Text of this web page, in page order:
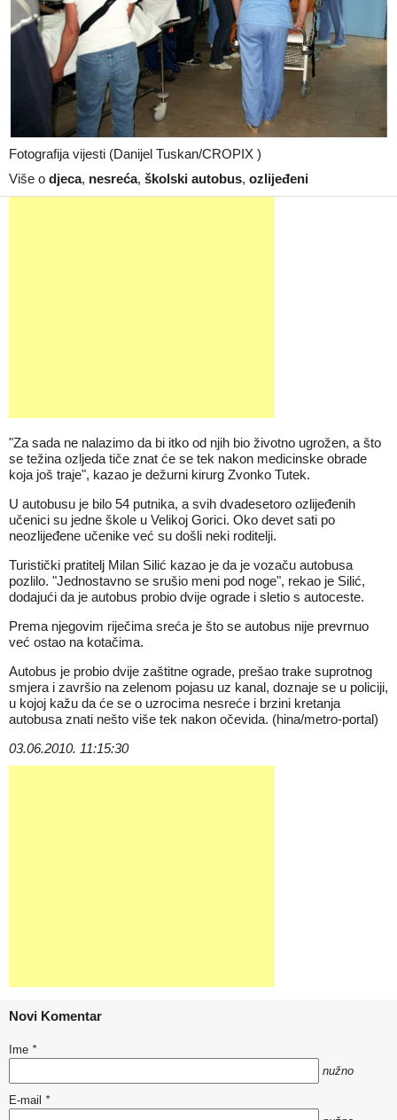
Fotografija vijesti (Danijel Tuskan/CROPIX )
Više o djeca, nesreća, školski autobus, ozlijeđeni
"Za sada ne nalazimo da bi itko od njih bio životno ugrožen, a što
se težina ozljeda tiče znat će se tek nakon medicinske obrade
koja još traje", kazao je dežurni kirurg Zvonko Tutek.
U autobusu je bilo 54 putnika, a svih dvadesetoro ozlijeđenih
učenici su jedne škole u Velikoj Gorici. Oko devet sati po
neozlijeđene učenike već su došli neki roditelji.
Turistički pratitelj Milan Silić kazao je da je vozaču autobusa
pozlilo. "Jednostavno se srušio meni pod noge", rekao je Silić,
dodajući da je autobus probio dvije ograde i sletio s autoceste.
Prema njegovim riječima sreća je što se autobus nije prevrnuo
već ostao na kotačima.
Autobus je probio dvije zaštitne ograde, prešao trake suprotnog
smjera i završio na zelenom pojasu uz kanal, doznaje se u policiji,
u kojoj kažu da će se o uzrocima nesreće i brzini kretanja
autobusa znati nešto više tek nakon očevida. (hina/metro-portal)
03.06.2010. 11:15:30
Novi Komentar
Ime *
nužno
E-mail *